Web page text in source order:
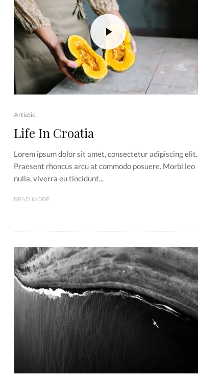
Artistic
Life In Croatia
Lorem ipsum dolor sit amet, consectetur adipiscing elit.
Praesent rhoncus arcu at commodo posuere. Morbi leo
nulla, viverra eu tincidunt...
READ MORE